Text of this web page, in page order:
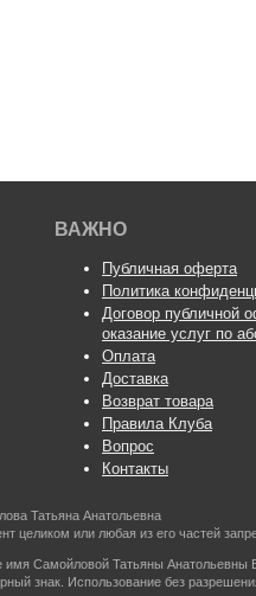
ВАЖНО
Публичная оферта
Политика
Договор публичной
оказание услуг по
Оплата
Доставка
Возврат товара
Правила Клуба
Вопрос
Контакты
Татьяна Анатольевна
целиком или любая из его частей
имя Самойловой Татьяны
знак. Использование без